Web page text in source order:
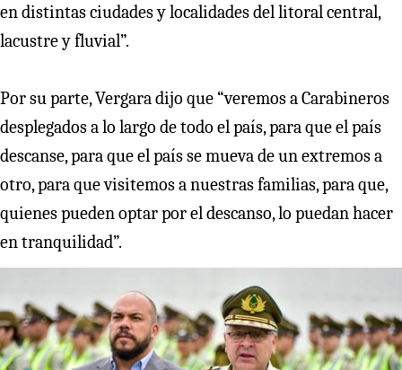
en distintas ciudades y localidades del litoral central,
lacustre y fluvial”.
Por su parte, Vergara dijo que “veremos a Carabineros
desplegados a lo largo de todo el país, para que el país
descanse, para que el país se mueva de un extremos a
otro, para que visitemos a nuestras familias, para que,
quienes pueden optar por el descanso, lo puedan hacer
en tranquilidad”.